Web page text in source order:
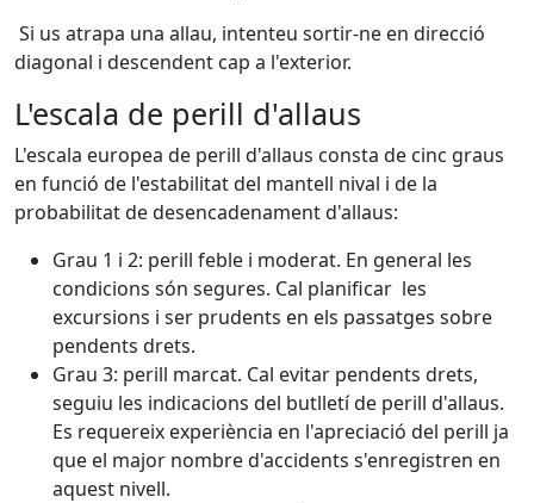
Si us atrapa una allau, intenteu sortir-ne en direcció
diagonal i descendent cap a l'exterior.
L'escala de perill d'allaus
L'escala europea de perill d'allaus consta de cinc graus
en funció de l'estabilitat del mantell nival i de la
probabilitat de desencadenament d'allaus:
Grau 1 i 2: perill feble i moderat. En general les
condicions són segures. Cal planificar les
excursions i ser prudents en els passatges sobre
pendents drets.
Grau 3: perill marcat. Cal evitar pendents drets,
seguiu les indicacions del butlletí de perill d'allaus.
Es requereix experiència en l'apreciació del perill ja
que el major nombre d'accidents s'enregistren en
aquest nivell.